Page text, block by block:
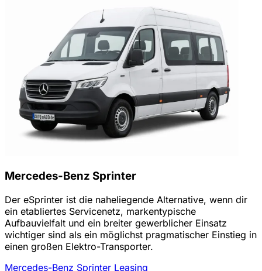
Mercedes-Benz Sprinter
Der eSprinter ist die naheliegende Alternative, wenn dir
ein etabliertes Servicenetz, markentypische
Aufbauvielfalt und ein breiter gewerblicher Einsatz
wichtiger sind als ein möglichst pragmatischer Einstieg in
einen großen Elektro-Transporter.
Mercedes-Benz Sprinter Leasing